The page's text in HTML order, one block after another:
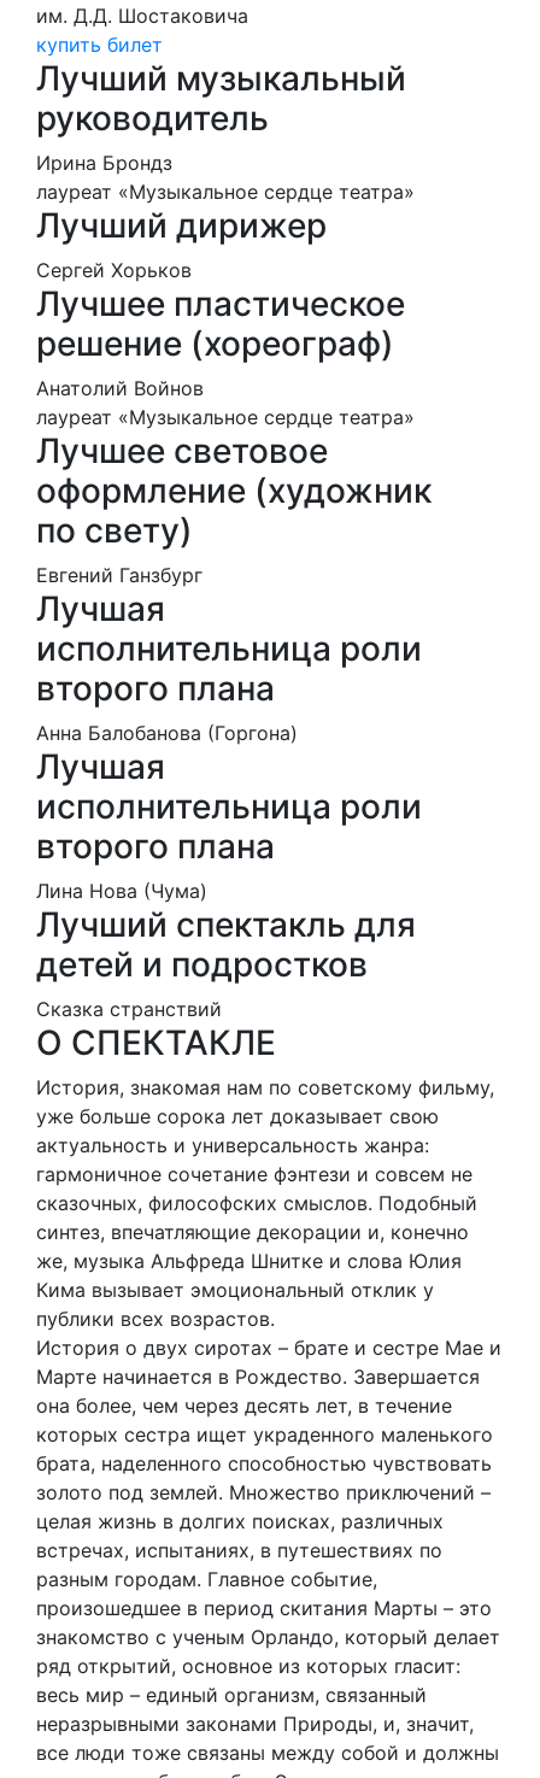
им. Д.Д. Шостаковича
купить билет
Лучший музыкальный
руководитель
Ирина Брондз
лауреат «Музыкальное сердце театра»
Лучший дирижер
Сергей Хорьков
Лучшее пластическое
решение (хореограф)
Анатолий Войнов
лауреат «Музыкальное сердце театра»
Лучшее световое
оформление (художник
по свету)
Евгений Ганзбург
Лучшая
исполнительница роли
второго плана
Анна Балобанова (Горгона)
Лучшая
исполнительница роли
второго плана
Лина Нова (Чума)
Лучший спектакль для
детей и подростков
Сказка странствий
О СПЕКТАКЛЕ
История, знакомая нам по советскому фильму,
уже больше сорока лет доказывает свою
актуальность и универсальность жанра:
гармоничное сочетание фэнтези и совсем не
сказочных, философских смыслов. Подобный
синтез, впечатляющие декорации и, конечно
же, музыка Альфреда Шнитке и слова Юлия
Кима вызывает эмоциональный отклик у
публики всех возрастов.
История о двух сиротах – брате и сестре Мае и
Марте начинается в Рождество. Завершается
она более, чем через десять лет, в течение
которых сестра ищет украденного маленького
брата, наделенного способностью чувствовать
золото под землей. Множество приключений –
целая жизнь в долгих поисках, различных
встречах, испытаниях, в путешествиях по
разным городам. Главное событие,
произошедшее в период скитания Марты – это
знакомство с ученым Орландо, который делает
ряд открытий, основное из которых гласит:
весь мир – единый организм, связанный
неразрывными законами Природы, и, значит,
все люди тоже связаны между собой и должны